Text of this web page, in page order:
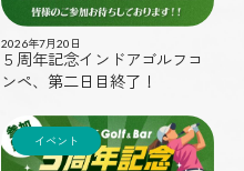
2026年7月20日
５周年記念インドアゴルフコ
ンペ、第二日目終了！
イベント